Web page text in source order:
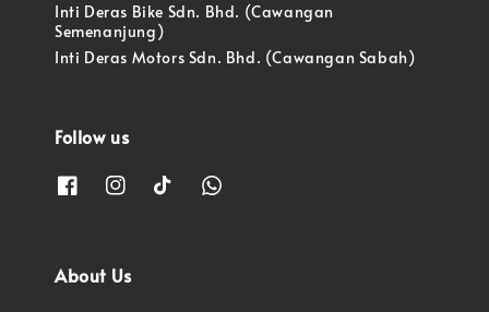
Inti Deras Bike Sdn. Bhd. (Cawangan
Semenanjung)
Inti Deras Motors Sdn. Bhd. (Cawangan Sabah)
Follow us
About Us